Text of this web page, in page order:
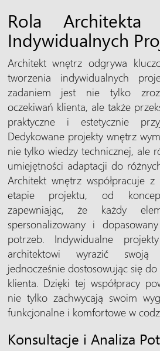
Rola
Indywidualnych
Architekt wnętrz odgrywa
tworzenia indywidualnych
zadaniem jest nie tylko
oczekiwań klienta, ale także
praktyczne i estetycznie
Dedykowane projekty wnętrz
nie tylko wiedzy technicznej, ale
umiejętności adaptacji do
Architekt wnętrz współpracuje
etapie projektu, od
zapewniając, że każdy
spersonalizowany i
potrzeb. Indywidualne
architektowi wyrazić swoją
jednocześnie dostosowując się
klienta. Dzięki tej współpracy
nie tylko zachwycają swoim
funkcjonalne i komfortowe w
Konsultacje i Analiza